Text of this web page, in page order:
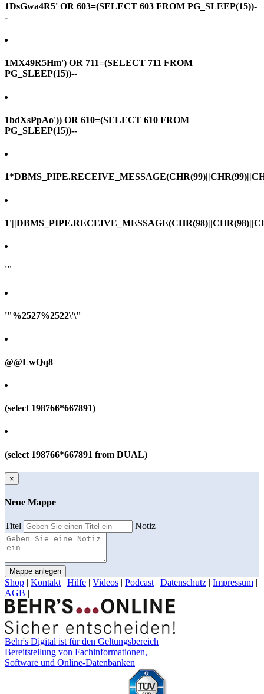
1DsGwa4R5' OR 603=(SELECT 603 FROM PG_SLEEP(15))-
-
1MX49R5Hm') OR 711=(SELECT 711 FROM
PG_SLEEP(15))--
1bdXsPpAo')) OR 610=(SELECT 610 FROM
PG_SLEEP(15))--
'"
'"%2527%2522\'\"
@@LwQq8
(select 198766*667891)
(select 198766*667891 from DUAL)
×
Neue Mappe
Titel Notiz
Mappe anlegen
Shop | Kontakt | Hilfe | Videos | Podcast | Datenschutz | Impressum |
AGB |
Behr's Digital ist für den Geltungsbereich
Bereitstellung von Fachinformationen,
Software und Online-Datenbanken